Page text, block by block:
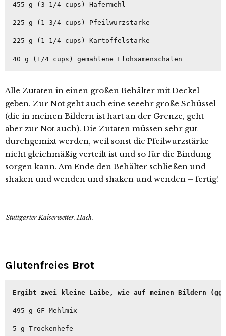
455 g (3 1/4 cups) Hafermehl
225 g (1 3/4 cups) Pfeilwurzstärke
225 g (1 1/4 cups) Kartoffelstärke
40 g (1/4 cups) gemahlene Flohsamenschalen
Alle Zutaten in einen großen Behälter mit Deckel
geben. Zur Not geht auch eine seeehr große Schüssel
(die in meinen Bildern ist hart an der Grenze, geht
aber zur Not auch). Die Zutaten müssen sehr gut
durchgemixt werden, weil sonst die Pfeilwurzstärke
nicht gleichmäßig verteilt ist und so für die Bindung
sorgen kann. Am Ende den Behälter schließen und
shaken und wenden und shaken und wenden – fertig!
Stuttgarter Kaiserwetter. Hach.
Glutenfreies Brot
Ergibt zwei kleine Laibe, wie auf meinen Bildern
495 g GF-Mehlmix
5 g Trockenhefe